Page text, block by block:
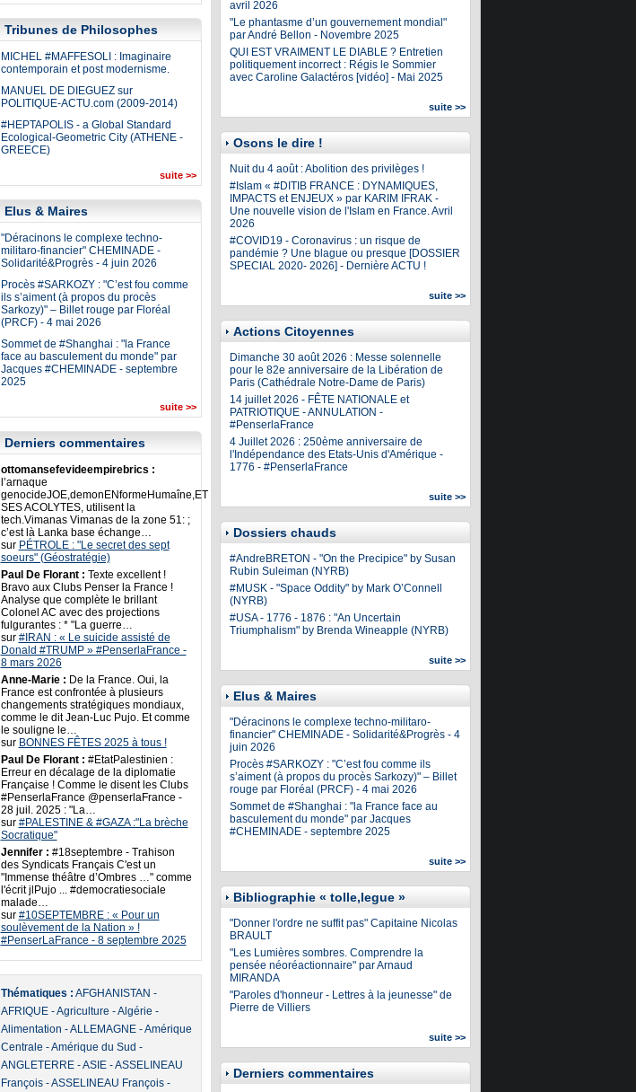
Tribunes de Philosophes
MICHEL #MAFFESOLI : Imaginaire
contemporain et post modernisme.
MANUEL DE DIEGUEZ sur
POLITIQUE-ACTU.com (2009-2014)
#HEPTAPOLIS - a Global Standard
Ecological-Geometric City (ATHENE -
GREECE)
suite >>
Elus & Maires
"Déracinons le complexe techno-
militaro-financier" CHEMINADE -
Solidarité&Progrès - 4 juin 2026
Procès #SARKOZY : "C’est fou comme
ils s’aiment (à propos du procès
Sarkozy)" – Billet rouge par Floréal
(PRCF) - 4 mai 2026
Sommet de #Shanghai : "la France
face au basculement du monde" par
Jacques #CHEMINADE - septembre
2025
suite >>
Derniers commentaires
ottomansefevideempirebrics :
l’arnaque
genocideJOE,demonENformeHumaîne,ET
SES ACOLYTES, utilisent la
tech.Vimanas Vimanas de la zone 51: ;
c’est là Lanka base échange…
sur PÉTROLE : "Le secret des sept
soeurs" (Géostratégie)
Paul De Florant : Texte excellent !
Bravo aux Clubs Penser la France !
Analyse que complète le brillant
Colonel AC avec des projections
fulgurantes : * "La guerre…
sur #IRAN : « Le suicide assisté de
Donald #TRUMP » #PenserlaFrance -
8 mars 2026
Anne-Marie : De la France. Oui, la
France est confrontée à plusieurs
changements stratégiques mondiaux,
comme le dit Jean-Luc Pujo. Et comme
le souligne le…
sur BONNES FÊTES 2025 à tous !
Paul De Florant : #EtatPalestinien :
Erreur en décalage de la diplomatie
Française ! Comme le disent les Clubs
#PenserlaFrance @penserlaFrance -
28 juil. 2025 : "La…
sur #PALESTINE & #GAZA :"La brèche
Socratique"
Jennifer : #18septembre - Trahison
des Syndicats Français C'est un
"Immense théâtre d’Ombres …" comme
l'écrit jlPujo ... #democratiesociale
malade…
sur #10SEPTEMBRE : « Pour un
soulèvement de la Nation » !
#PenserLaFrance - 8 septembre 2025
Thématiques : AFGHANISTAN -
AFRIQUE-Agriculture -Algérie -
Alimentation -ALLEMAGNE-Amérique
Centrale -Amérique du Sud -
ANGLETERRE-ASIE-ASSELINEAU
François-ASSELINEAU François-
avril 2026
"Le phantasme d’un gouvernement mondial"
par André Bellon - Novembre 2025
QUI EST VRAIMENT LE DIABLE ? Entretien
politiquement incorrect : Régis le Sommier
avec Caroline Galactéros [vidéo] - Mai 2025
suite >>
Osons le dire !
Nuit du 4 août : Abolition des privilèges !
#Islam « #DITIB FRANCE : DYNAMIQUES,
IMPACTS et ENJEUX » par KARIM IFRAK -
Une nouvelle vision de l'Islam en France. Avril
2026
#COVID19 - Coronavirus : un risque de
pandémie ? Une blague ou presque [DOSSIER
SPECIAL 2020- 2026] - Dernière ACTU !
suite >>
Actions Citoyennes
Dimanche 30 août 2026 : Messe solennelle
pour le 82e anniversaire de la Libération de
Paris (Cathédrale Notre-Dame de Paris)
14 juillet 2026 - FÊTE NATIONALE et
PATRIOTIQUE - ANNULATION -
#PenserlaFrance
4 Juillet 2026 : 250ème anniversaire de
l'Indépendance des Etats-Unis d'Amérique -
1776 - #PenserlaFrance
suite >>
Dossiers chauds
#AndreBRETON - "On the Precipice" by Susan
Rubin Suleiman (NYRB)
#MUSK - "Space Oddity" by Mark O’Connell
(NYRB)
#USA - 1776 - 1876 : "An Uncertain
Triumphalism" by Brenda Wineapple (NYRB)
suite >>
Elus & Maires
"Déracinons le complexe techno-militaro-
financier" CHEMINADE - Solidarité&Progrès - 4
juin 2026
Procès #SARKOZY : "C’est fou comme ils
s’aiment (à propos du procès Sarkozy)" – Billet
rouge par Floréal (PRCF) - 4 mai 2026
Sommet de #Shanghai : "la France face au
basculement du monde" par Jacques
#CHEMINADE - septembre 2025
suite >>
Bibliographie « tolle,legue »
"Donner l'ordre ne suffit pas" Capitaine Nicolas
BRAULT
"Les Lumières sombres. Comprendre la
pensée néoréactionnaire" par Arnaud
MIRANDA
"Paroles d'honneur - Lettres à la jeunesse" de
Pierre de Villiers
suite >>
Derniers commentaires